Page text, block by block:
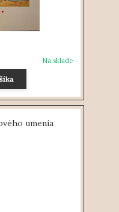
Na sklade